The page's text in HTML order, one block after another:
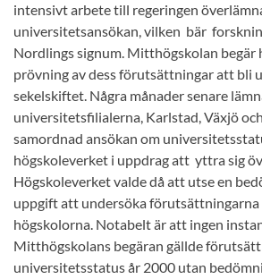
intensivt arbete till regeringen
universitetsansökan, vilken bär
Nordlings signum. Mitthögskolan begär
prövning av dess förutsättningar att bli
sekelskiftet. Några månader senare
universitetsfilialerna, Karlstad, Växjö
samordnad ansökan om
högskoleverket i uppdrag att yttra sig
Högskoleverket valde då att utse en
uppgift att undersöka förutsättningarna
högskolorna. Notabelt är att ingen
Mitthögskolans begäran gällde
universitetsstatus år 2000 utan